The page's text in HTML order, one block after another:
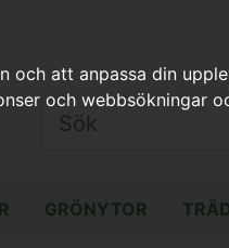
GRÖNYTOR
och att anpassa din
och webbsökningar